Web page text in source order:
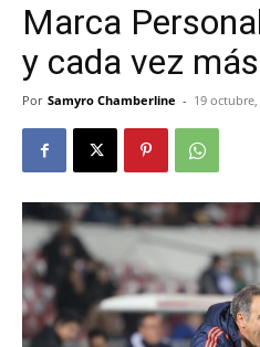
Marca
y cada vez
Por Samyro Chamberline - 19 octubre,